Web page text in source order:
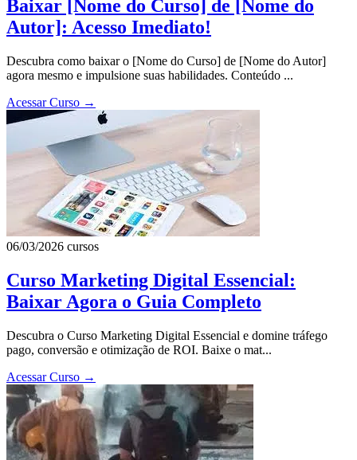
Baixar [Nome do Curso] de [Nome do
Autor]: Acesso Imediato!
Descubra como baixar o [Nome do Curso] de [Nome do Autor]
agora mesmo e impulsione suas habilidades. Conteúdo ...
Acessar Curso →
06/03/2026 cursos
Curso Marketing Digital Essencial:
Baixar Agora o Guia Completo
Descubra o Curso Marketing Digital Essencial e domine tráfego
pago, conversão e otimização de ROI. Baixe o mat...
Acessar Curso →